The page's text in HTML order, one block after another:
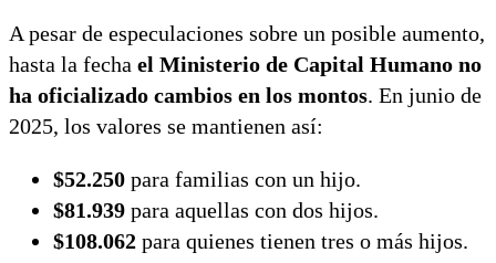
A pesar de especulaciones sobre un posible aumento,
hasta la fecha el Ministerio de Capital Humano no
ha oficializado cambios en los montos. En junio de
2025, los valores se mantienen así:
$52.250 para familias con un hijo.
$81.939 para aquellas con dos hijos.
$108.062 para quienes tienen tres o más hijos.